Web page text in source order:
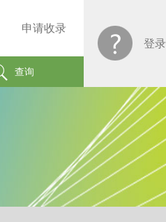
申请收录
查询
登录